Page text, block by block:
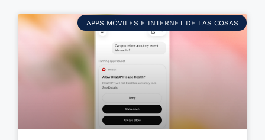
APPS MÓVILES E INTERNET DE LAS COSAS